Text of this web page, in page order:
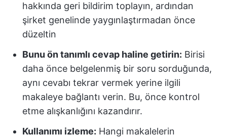
hakkında geri bildirim toplayın, ardından
şirket genelinde yaygınlaştırmadan önce
düzeltin
Bunu ön tanımlı cevap haline getirin: Birisi
daha önce belgelenmiş bir soru sorduğunda,
aynı cevabı tekrar vermek yerine ilgili
makaleye bağlantı verin. Bu, önce kontrol
etme alışkanlığını kazandırır.
Kullanımı izleme: Hangi makalelerin